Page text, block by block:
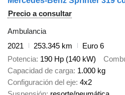
Precio a consultar
Ambulancia
2021
253.345 km
Euro 6
Potencia 190 Hp (140 kW)
Capacidad de carga 1.000 kg
Configuración del eje 4x2